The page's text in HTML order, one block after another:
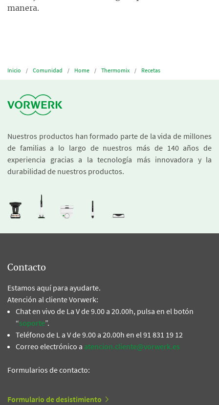
manera.
Inicio Comunidad Home Thermomix Recetas
Nuestros productos han formado parte de la vida de millones
de familias a lo largo de nuestros más de 140 años de
experiencia gracias a la tecnología más innovadora y la
durabilidad de nuestros productos.
Contacto
Estamos aquí para ayudarte.
Atención al cliente Vorwerk:
Chat en vivo de La V de 9.00 a 20.00h, pulsa en el botón
“soporte”.
Teléfono de L a V de 9.00 a 20.00h en el 91 831 19 12
Correo electrónico a atencion.cliente@vorwerk.es
Formularios de contacto:
Formulario de desistimiento